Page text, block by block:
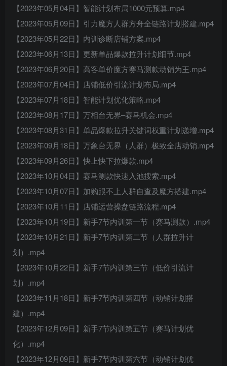
【2023年05月04日】智能计划布局1000元预算.mp4
【2023年05月09日】引力魔方人群方舟全链路计划搭建.mp4
【2023年05月22日】内训诊断店铺方案.mp4
【2023年06月13日】更新单品爆款拉升计划细节.mp4
【2023年06月20日】高客单价魔方赛马测款动销为王.mp4
【2023年07月04日】店铺低价引流计划布局.mp4
【2023年07月18日】智能计划优化策略.mp4
【2023年08月17日】万相台无界–赛马机会.mp4
【2023年08月31日】单品爆款拉升关键词权重计划递增.mp4
【2023年09月18日】万象台无界（人群）极致全店动销.mp4
【2023年09月26日】快上快下拉爆款.mp4
【2023年10月04日】赛马测款快速入池搜索.mp4
【2023年10月07日】加购跟不上人群自查及魔方搭建.mp4
【2023年10月11日】店铺运营操盘链路流程.mp4
【2023年10月19日】新手7节内训第一节（赛马测款）.mp4
【2023年10月21日】新手7节内训第二节（人群拉升计
划）.mp4
【2023年10月22日】新手7节内训第三节（低价引流计
划）.mp4
【2023年11月18日】新手7节内训第四节（动销计划搭
建）.mp4
【2023年12月09日】新手7节内训第五节（赛马计划优
化）.mp4
【2023年12月09日】新手7节内训第六节（动销计划优